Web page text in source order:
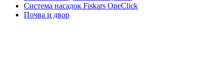
Система насадок Fiskars OneClick
Почва и двор